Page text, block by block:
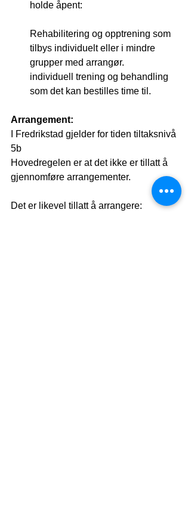
holde åpent:
Rehabilitering og opptrening som
tilbys individuelt eller i mindre
grupper med arrangør.
individuell trening og behandling
som det kan bestilles time til.
Arrangement:
I Fredrikstad gjelder for tiden tiltaksnivå
5b
Hovedregelen er at det ikke er tillatt å
gjennomføre arrangementer.
Det er likevel tillatt å arrangere: